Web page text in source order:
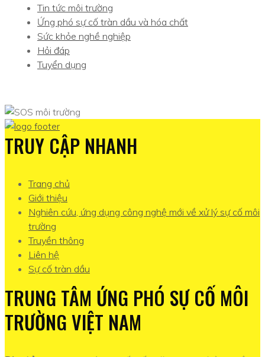
Tin tức môi trường
Ứng phó sự cố tràn dầu và hóa chất
Sức khỏe nghề nghiệp
Hỏi đáp
Tuyển dụng
TRUY CẬP NHANH
Trang chủ
Giới thiệu
Nghiên cứu, ứng dụng công nghệ mới về xử lý sự cố môi
trường
Truyền thông
Liên hệ
Sự cố tràn dầu
TRUNG TÂM ỨNG PHÓ SỰ CỐ MÔI
TRƯỜNG VIỆT NAM